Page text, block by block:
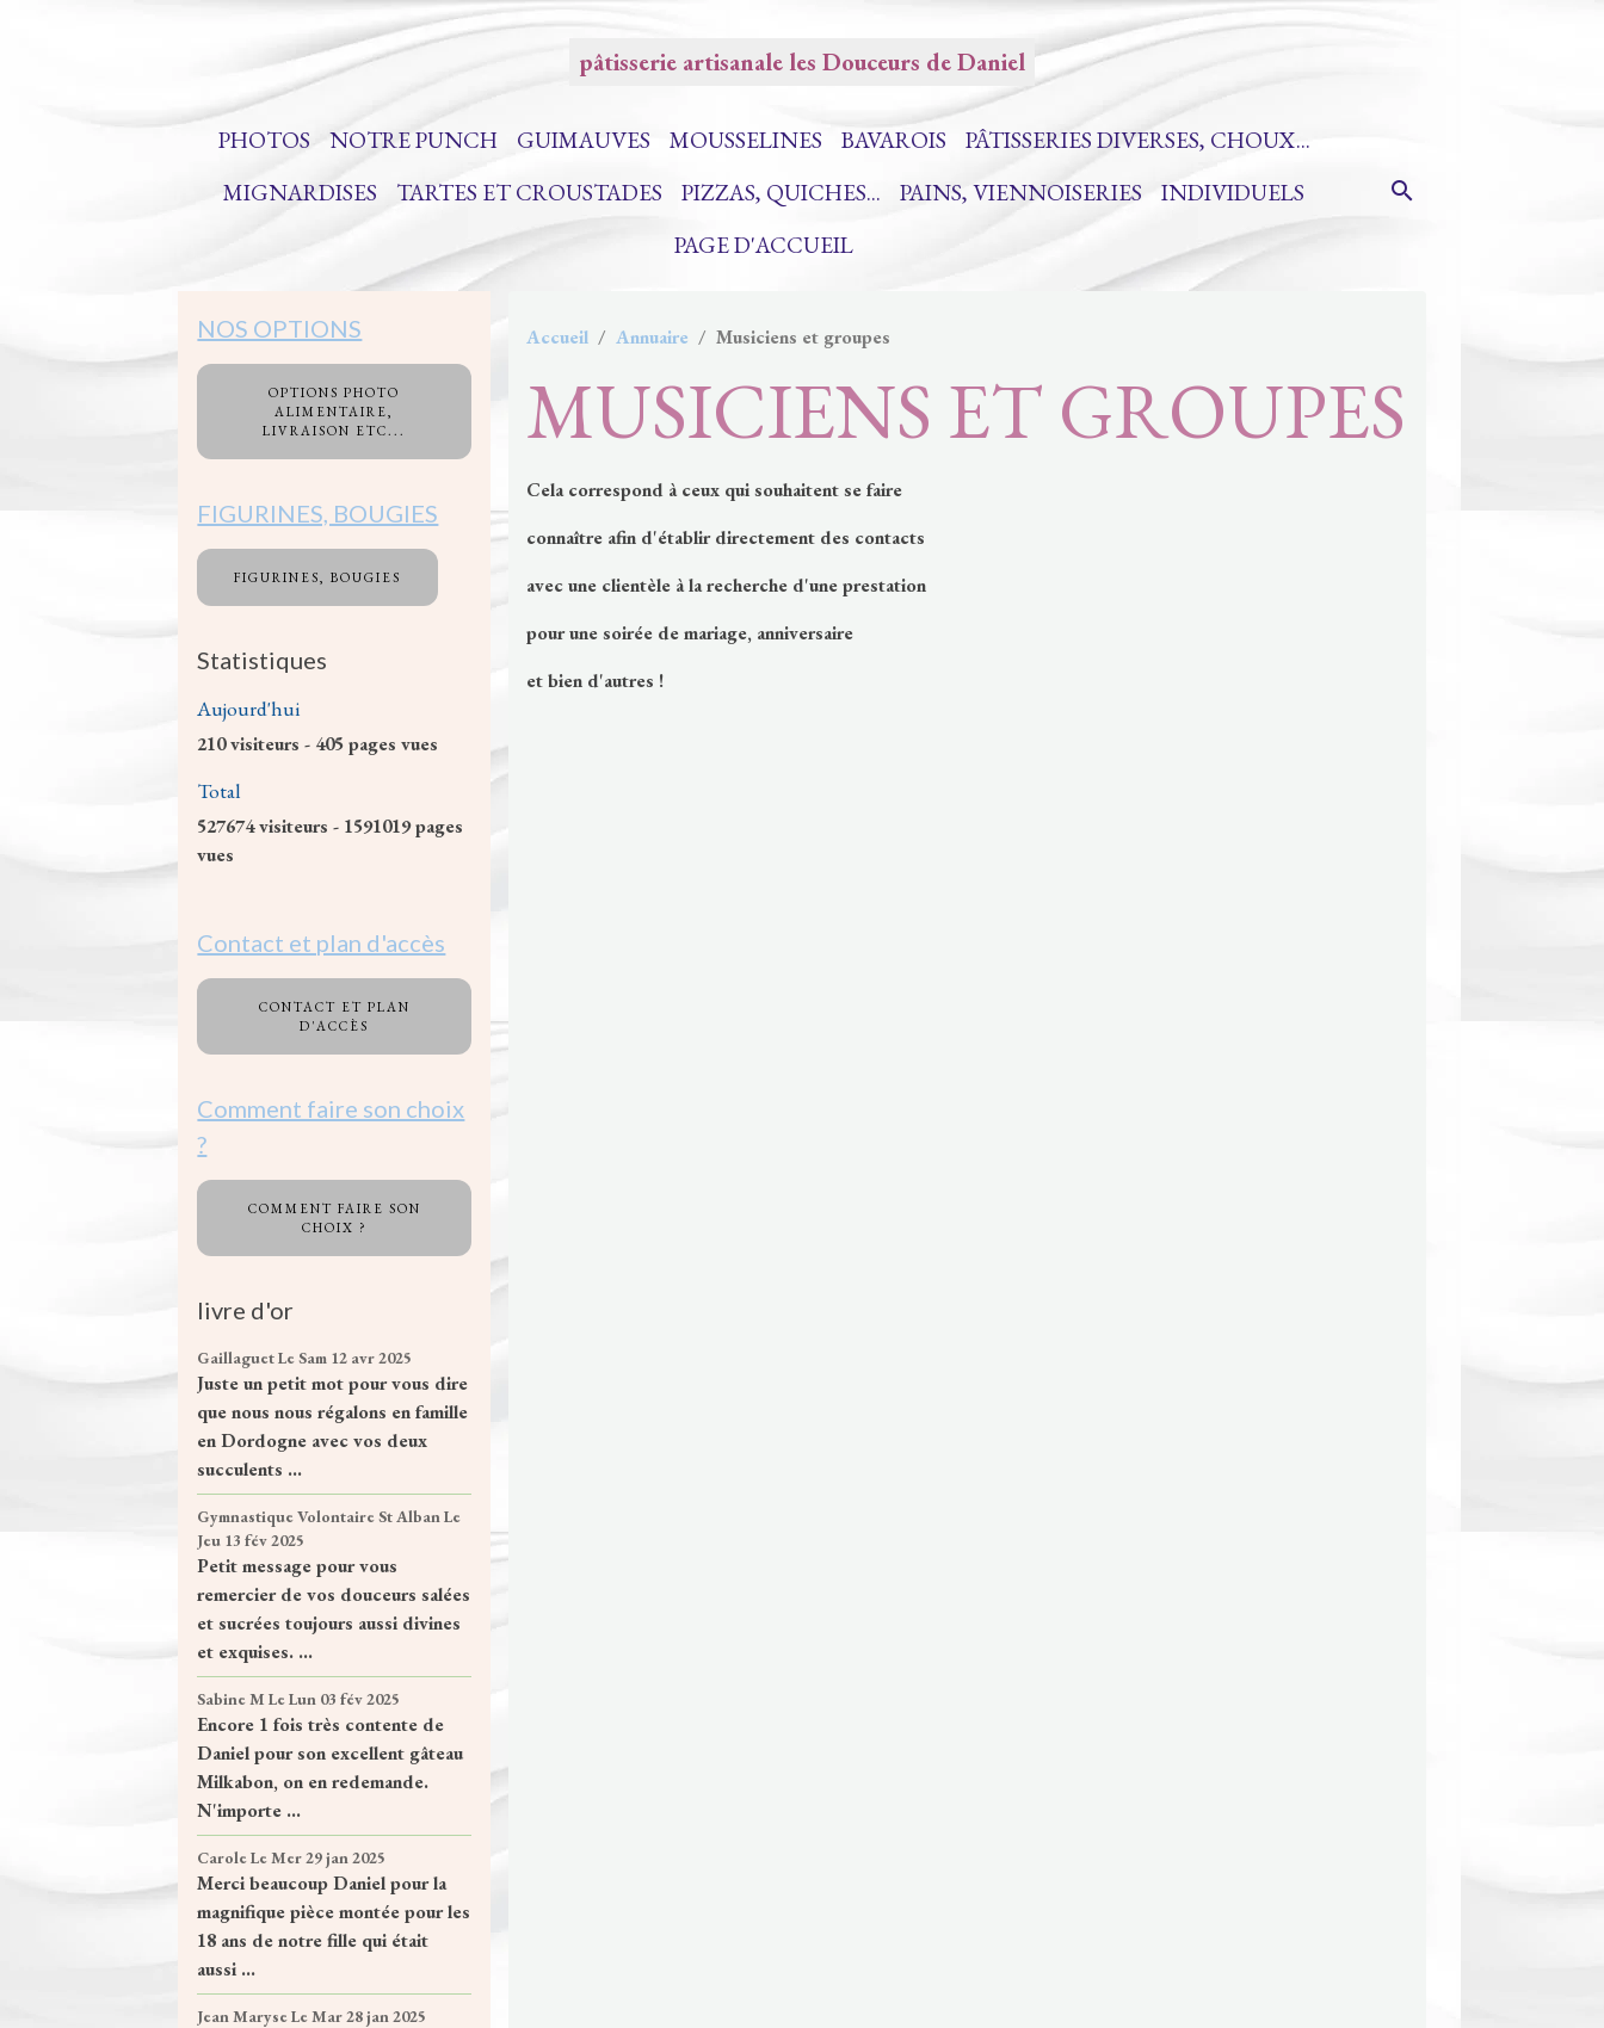
pâtisserie artisanale les Douceurs de Daniel
PHOTOS NOTRE PUNCH GUIMAUVES MOUSSELINES BAVAROIS
PÂTISSERIES DIVERSES, CHOUX...
MIGNARDISES
TARTES ET CROUSTADES PIZZAS, QUICHES... PAINS, VIENNOISERIES
INDIVIDUELS
PAGE D'ACCUEIL
Accueil Annuaire Musiciens et groupes
MUSICIENS ET GROUPES
Cela correspond à ceux qui souhaitent se faire
connaître afin d'établir directement des contacts
avec une clientèle à la recherche d'une prestation
pour une soirée de mariage, anniversaire
et bien d'autres !
NOS OPTIONS
OPTIONS PHOTO
ALIMENTAIRE,
LIVRAISON ETC...
FIGURINES, BOUGIES
FIGURINES, BOUGIES
Statistiques
Aujourd'hui
210visiteurs - 405pages vues
Total
527674visiteurs - 1591019pages
vues
Contact et plan d'accès
CONTACT ET PLAN
D'ACCÈS
Comment faire son choix
?
COMMENT FAIRE SON
CHOIX ?
livre d'or
GaillaguetLe Sam 12 avr 2025
Juste un petit mot pour vous dire
que nous nous régalons en famille
en Dordogne avec vos deux
succulents ...
Gymnastique Volontaire St AlbanLe
Jeu 13 fév 2025
Petit message pour vous
remercier de vos douceurs salées
et sucrées toujours aussi divines
et exquises. ...
Sabine M Le Lun 03 fév 2025
Encore 1 fois très contente de
Daniel pour son excellent gâteau
Milkabon, on en redemande.
N'importe ...
CaroleLe Mer 29 jan 2025
Merci beaucoup Daniel pour la
magnifique pièce montée pour les
18 ans de notre fille qui était
aussi ...
Jean MaryseLe Mar 28 jan 2025